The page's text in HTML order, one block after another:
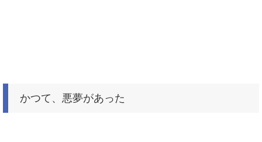
かつて、悪夢があった